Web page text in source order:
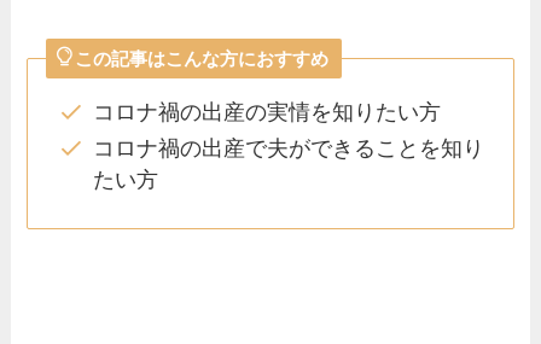
この記事はこんな方におすすめ
コロナ禍の出産の実情を知りたい方
コロナ禍の出産で夫ができることを知り
たい方